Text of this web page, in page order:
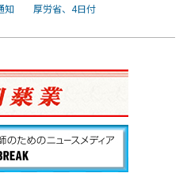
知 厚労省、4日付